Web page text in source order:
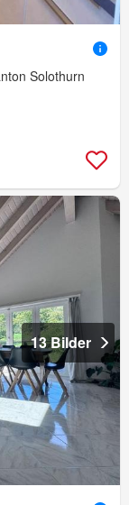
Solothurn
13 Bilder